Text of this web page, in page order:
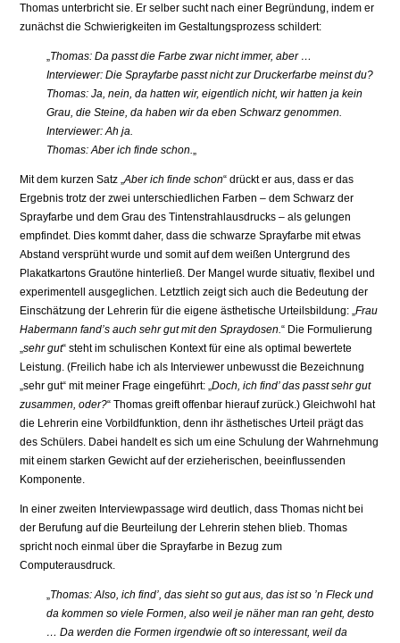
Thomas unterbricht sie. Er selber sucht nach einer Begründung, indem er
zunächst die Schwierigkeiten im Gestaltungsprozess schildert:
„Thomas: Da passt die Farbe zwar nicht immer, aber …
Interviewer: Die Sprayfarbe passt nicht zur Druckerfarbe meinst du?
Thomas: Ja, nein, da hatten wir, eigentlich nicht, wir hatten ja kein
Grau, die Steine, da haben wir da eben Schwarz genommen.
Interviewer: Ah ja.
Thomas: Aber ich finde schon.„
Mit dem kurzen Satz „Aber ich finde schon“ drückt er aus, dass er das
Ergebnis trotz der zwei unterschiedlichen Farben – dem Schwarz der
Sprayfarbe und dem Grau des Tintenstrahlausdrucks – als gelungen
empfindet. Dies kommt daher, dass die schwarze Sprayfarbe mit etwas
Abstand versprüht wurde und somit auf dem weißen Untergrund des
Plakatkartons Grautöne hinterließ. Der Mangel wurde situativ, flexibel und
experimentell ausgeglichen. Letztlich zeigt sich auch die Bedeutung der
Einschätzung der Lehrerin für die eigene ästhetische Urteilsbildung: „Frau
Habermann fand’s auch sehr gut mit den Spraydosen.“ Die Formulierung
„sehr gut“ steht im schulischen Kontext für eine als optimal bewertete
Leistung. (Freilich habe ich als Interviewer unbewusst die Bezeichnung
„sehr gut“ mit meiner Frage eingeführt: „Doch, ich find’ das passt sehr gut
zusammen, oder?“ Thomas greift offenbar hierauf zurück.) Gleichwohl hat
die Lehrerin eine Vorbildfunktion, denn ihr ästhetisches Urteil prägt das
des Schülers. Dabei handelt es sich um eine Schulung der Wahrnehmung
mit einem starken Gewicht auf der erzieherischen, beeinflussenden
Komponente.
In einer zweiten Interviewpassage wird deutlich, dass Thomas nicht bei
der Berufung auf die Beurteilung der Lehrerin stehen blieb. Thomas
spricht noch einmal über die Sprayfarbe in Bezug zum
Computerausdruck.
„Thomas: Also, ich find’, das sieht so gut aus, das ist so ’n Fleck und
da kommen so viele Formen, also weil je näher man ran geht, desto
… Da werden die Formen irgendwie oft so interessant, weil da